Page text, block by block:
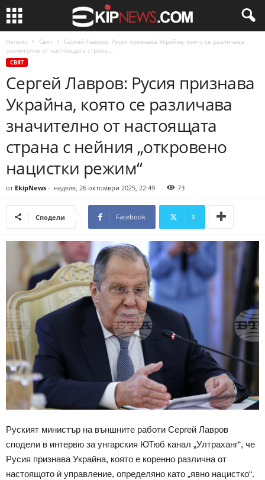
Начало Свят
Сергей Лавров: Русия признава Украйна, която се различава
значително от настоящата страна...
СВЯТ
Сергей Лавров: Русия признава
Украйна, която се различава
значително от настоящата
страна с нейния „откровено
нацистки режим“
от EkipNews - неделя, 26 октомври 2025, 22:49 73
Сподели Facebook X
Руският министър на външните работи Сергей Лавров
сподели в интервю за унгарския ЮТюб канал „Ултраханг“, че
Русия признава Украйна, която е коренно различна от
настоящото ѝ управление, определяно като „явно нацистко“.